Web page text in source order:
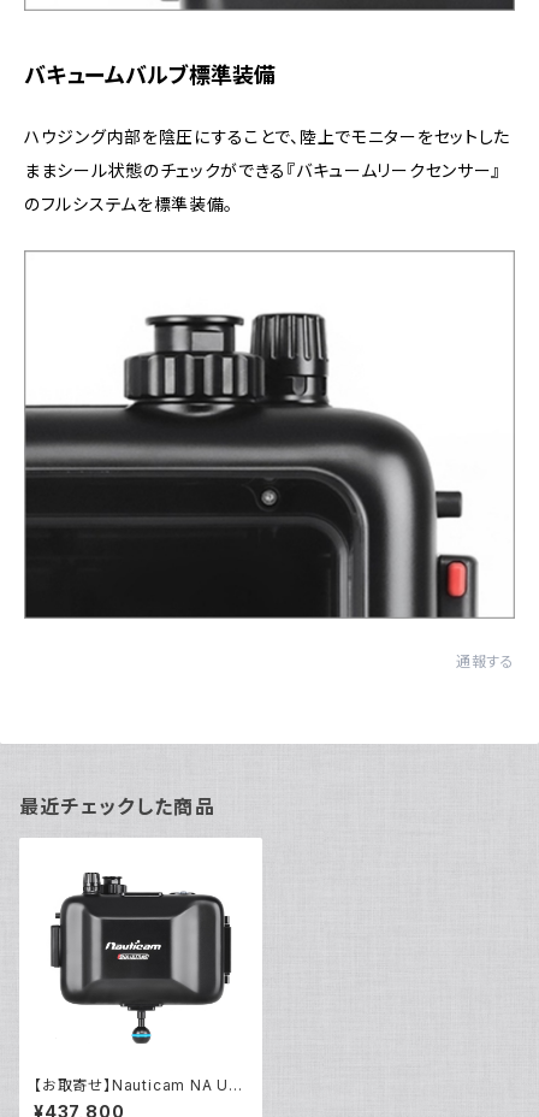
バキュームバルブ標準装備
ハウジング内部を陰圧にすることで、陸上でモニターをセットした
ままシール状態のチェックができる『バキュームリークセンサー』
のフルシステムを標準装備。
通報する
最近チェックした商品
【お取寄せ】Nauticam NA UL
TRA5 [10550]
¥437,800